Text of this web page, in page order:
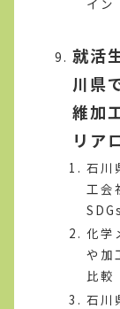
就活
川県
維加
リア
石川
工会
化学
や加
比較
石川